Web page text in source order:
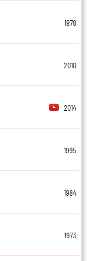
1978
2010
2014
1995
1984
1973